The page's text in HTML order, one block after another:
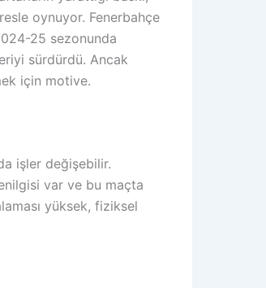
oynuyor. Fenerbahçe
25 sezonunda
sürdürdü. Ancak
için motive.
işler değişebilir.
var ve bu maçta
yüksek, fiziksel